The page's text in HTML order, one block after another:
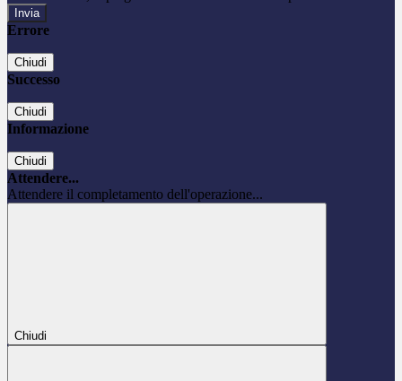
Errore
Chiudi
Successo
Chiudi
Informazione
Chiudi
Attendere...
Attendere il completamento dell'operazione...
Chiudi